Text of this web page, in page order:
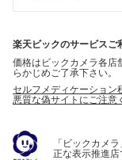
楽天ビックのサービスご
価格はビックカメラ各店
らかじめご了承下さい。
セルフメディケーション
悪質な偽サイトにご注意
「ビックカメ
正な表示推進店